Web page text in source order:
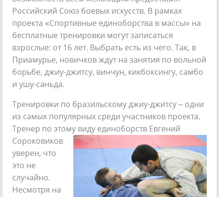
Российский Союз боевых искусств. В рамках
проекта «Спортивные единоборства в массы» на
бесплатные тренировки могут записаться
взрослые: от 16 лет. Выбрать есть из чего. Так, в
Приамурье, новичков ждут на занятия по вольной
борьбе, джиу-джитсу, винчун, кикбоксингу, самбо
и ушу-саньда.
Тренировки по бразильскому джиу-джитсу – одни
из самых популярных среди участников проекта.
Тренер по этому виду единоборств Евгений
Сороковиков
уверен, что
это не
случайно.
Несмотря на